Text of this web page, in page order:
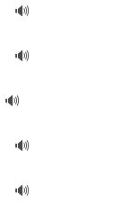
🔊
🔊
🔊
🔊
🔊